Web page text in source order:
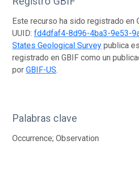
Este recurso ha sido registrado en
UUID: fd4dfaf4-8d96-4ba3-9e53-
States Geological Survey publica
registrado en GBIF como un
por GBIF-US.
Palabras clave
Occurrence; Observation